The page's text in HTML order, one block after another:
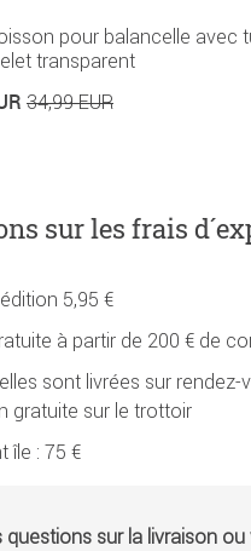
pour balancelle avec
transparent
34,99 EUR
sur les frais
5,95 €
à partir de 200 € de
sont livrées sur
gratuite sur le trottoir
île : 75 €
questions sur la livraison